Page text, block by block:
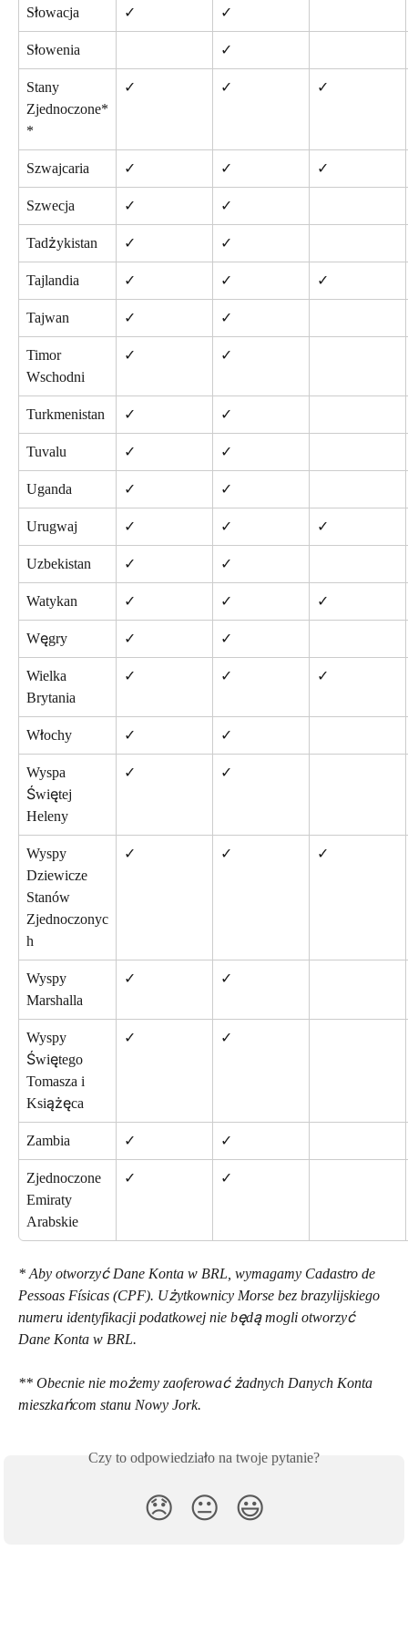
Słowacja ✓ ✓
Słowenia ✓
Stany
Zjednoczone*
*
✓ ✓ ✓
Szwajcaria ✓ ✓ ✓
Szwecja ✓ ✓
Tadżykistan ✓ ✓
Tajlandia ✓ ✓ ✓
Tajwan ✓ ✓
Timor
Wschodni
✓ ✓
Turkmenistan ✓ ✓
Tuvalu ✓ ✓
Uganda ✓ ✓
Urugwaj ✓ ✓ ✓
Uzbekistan ✓ ✓
Watykan ✓ ✓ ✓
Węgry ✓ ✓
Wielka
Brytania
✓ ✓ ✓
Włochy ✓ ✓
Wyspa
Świętej
Heleny
✓ ✓
Wyspy
Dziewicze
Stanów
Zjednoczonyc
h
✓ ✓ ✓
Wyspy
Marshalla
✓ ✓
Wyspy
Świętego
Tomasza i
Książęca
✓ ✓
Zambia ✓ ✓
Zjednoczone
Emiraty
Arabskie
✓ ✓
* Aby otworzyć Dane Konta w BRL, wymagamy Cadastro de
Pessoas Físicas (CPF). Użytkownicy Morse bez brazylijskiego
numeru identyfikacji podatkowej nie będą mogli otworzyć
Dane Konta w BRL.
** Obecnie nie możemy zaoferować żadnych Danych Konta
mieszkańcom stanu Nowy Jork.
Czy to odpowiedziało na twoje pytanie?
😞 😐 😃